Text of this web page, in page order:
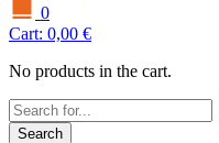
0
Cart: 0,00 €
No products in the cart.
Search